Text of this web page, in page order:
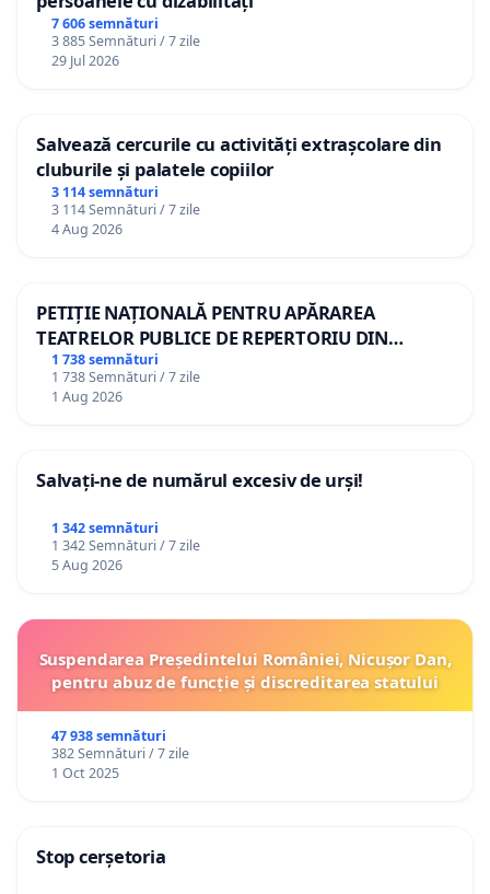
7 606 semnături
3 885 Semnături / 7 zile
29 Jul 2026
Salvează cercurile cu activități extrașcolare din
cluburile și palatele copiilor
3 114 semnături
3 114 Semnături / 7 zile
4 Aug 2026
PETIȚIE NAȚIONALĂ PENTRU APĂRAREA
TEATRELOR PUBLICE DE REPERTORIU DIN
ROMÂNIA
1 738 semnături
1 738 Semnături / 7 zile
1 Aug 2026
Salvați-ne de numărul excesiv de urși!
1 342 semnături
1 342 Semnături / 7 zile
5 Aug 2026
Suspendarea Președintelui României, Nicușor Dan,
pentru abuz de funcție și discreditarea statului
47 938 semnături
382 Semnături / 7 zile
1 Oct 2025
Stop cerșetoria